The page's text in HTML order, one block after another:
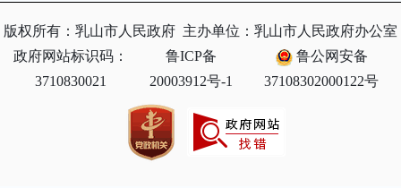
版权所有：乳山市人民政府 主办单位：乳山市人民政府办公室
政府网站标识码：
3710830021
鲁ICP备
20003912号-1
鲁公网安备
37108302000122号